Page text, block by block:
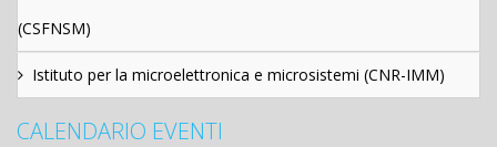
(CSFNSM)
Istituto per la microelettronica e microsistemi (CNR-IMM)
CALENDARIO EVENTI